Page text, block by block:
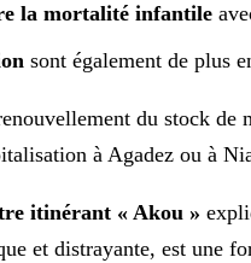
la mortalité infantile
sont également de plus
du stock
à Agadez ou à
itinérant « Akou »
et distrayante, est une